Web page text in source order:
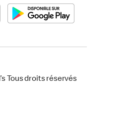
Tous droits réservés